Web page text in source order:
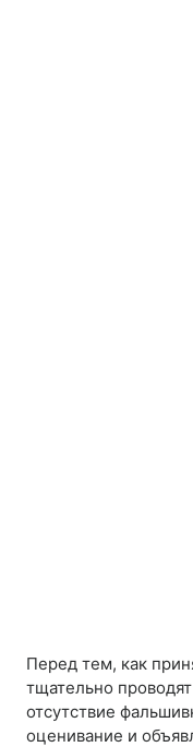
Перед тем, как
тщательно
отсутствие
оценивание и